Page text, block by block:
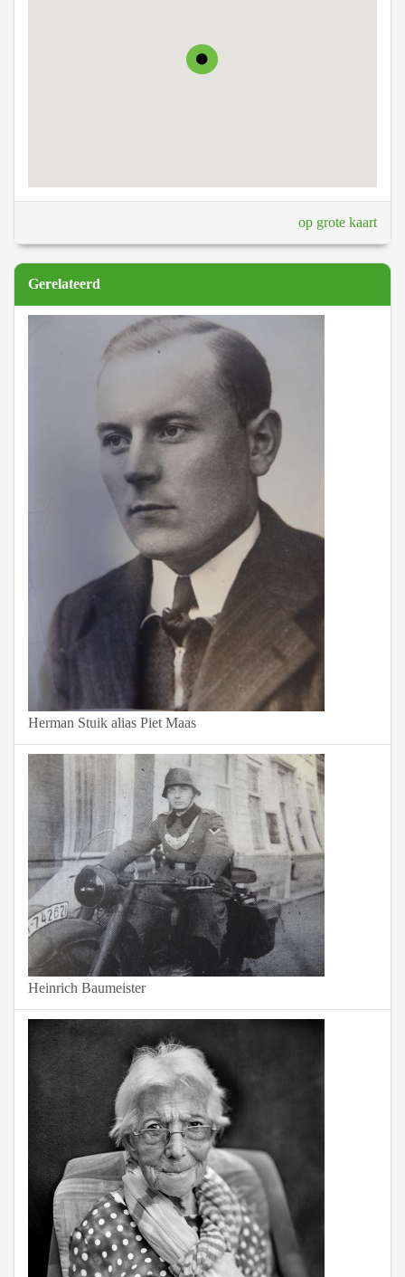
op grote kaart
Gerelateerd
Herman Stuik alias Piet Maas
Heinrich Baumeister